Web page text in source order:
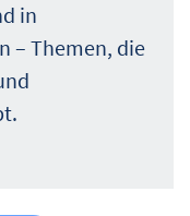
in
– Themen, die